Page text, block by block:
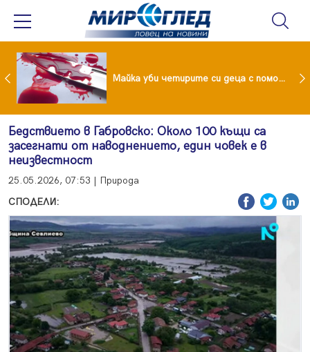
Проф.Кантарджиев: Пазете се от комарите и полово предаваните инфекции Майка уби четирите си деца с помощта на баба им, след което се самоуби
Бедствието в Габровско: Около 100 къщи са
засегнати от наводнението, един човек е в
неизвестност
25.05.2026, 07:53 | Природа
СПОДЕЛИ: